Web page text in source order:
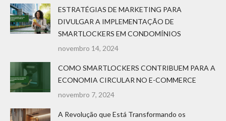
ESTRATÉGIAS DE MARKETING PARA
DIVULGAR A IMPLEMENTAÇÃO DE
SMARTLOCKERS EM CONDOMÍNIOS
novembro 14, 2024
COMO SMARTLOCKERS CONTRIBUEM PARA A
ECONOMIA CIRCULAR NO E-COMMERCE
novembro 7, 2024
A Revolução que Está Transformando os